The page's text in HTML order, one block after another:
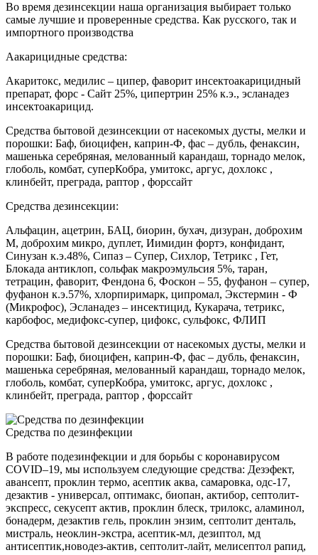
Во время дезинсекции наша организация выбирает только
самые лучшие и проверенные средства. Как русского, так и
импортного производства
Аакарицидные средства:
Акаритокс, медилис – ципер, фаворит инсектоакарицидный
препарат, форс - Сайт 25%, ципертрин 25% к.э., эсланадез
инсектоакарицид.
Средства бытовой дезинсекции от насекомых дусты, мелки и
порошки: Баф, биоцифен, каприн-Ф, фас – дубль, фенаксин,
машенька серебряная, мелованный карандаш, торнадо мелок,
глоболь, комбат, суперКобра, умитокс, аргус, дохлокс ,
клинбейт, преграда, раптор , форссайт
Средства дезинсекции:
Альфацин, ацетрин, БАЦ, биорин, бухач, дизуран, доброхим
М, доброхим микро, дуплет, Иимидин фортэ, конфидант,
Синузан к.э.48%, Сипаз – Супер, Сихлор, Тетрикс , Гет,
Блокада антиклоп, сольфак макроэмульсия 5%, таран,
тетрацин, фаворит, Фендона 6, Фоскон – 55, фуфанон – супер,
фуфанон к.э.57%, хлорпиримарк, ципромал, Экстермин - Ф
(Микрофос), Эсланадез – инсектицид, Кукарача, тетрикс,
карбофос, медифокс-супер, цифокс, сульфокс, ФЛИП
Средства бытовой дезинсекции от насекомых дусты, мелки и
порошки: Баф, биоцифен, каприн-Ф, фас – дубль, фенаксин,
машенька серебряная, мелованный карандаш, торнадо мелок,
глоболь, комбат, суперКобра, умитокс, аргус, дохлокс ,
клинбейт, преграда, раптор , форссайт
Средства по дезинфекции
В работе подезинфекции и для борьбы с коронавирусом
COVID–19, мы используем следующие средства: Дезэфект,
авансепт, проклин термо, асептик аква, самаровка, одс-17,
дезактив - универсал, оптимакс, биопан, актибор, септолит-
экспресс, секусепт актив, проклин блеск, трилокс, аламинол,
бонадерм, дезактив гель, проклин энзим, септолит денталь,
мистраль, неоклин-экстра, асептик-мл, дезиптол, мд
антисептик,новодез-актив, септолит-лайт, мелисептол рапид,